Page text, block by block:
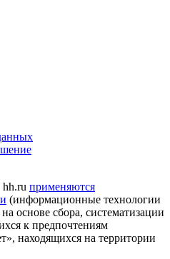
применяются
(информационные технологии
основе сбора, систематизации
к предпочтениям
находящихся на территории